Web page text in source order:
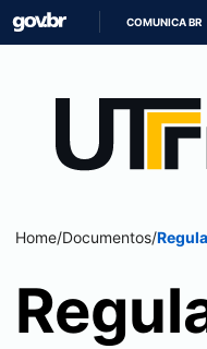
COMUNICA BR
Home/Documentos/